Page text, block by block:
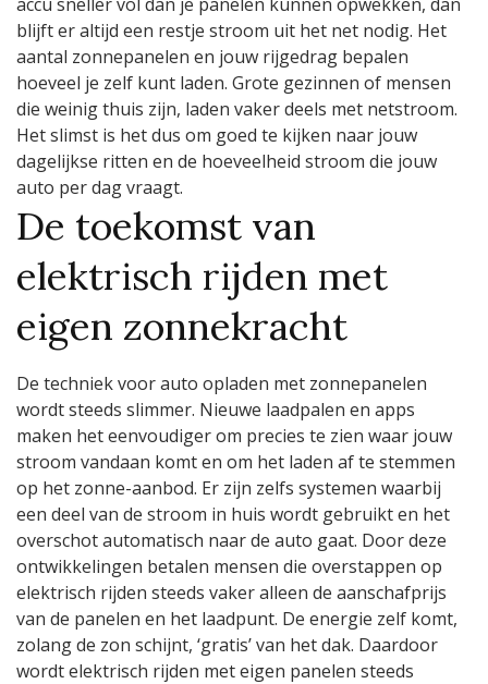
blijft er altijd een restje stroom uit het net nodig. Het
aantal zonnepanelen en jouw rijgedrag bepalen
hoeveel je zelf kunt laden. Grote gezinnen of mensen
die weinig thuis zijn, laden vaker deels met netstroom.
Het slimst is het dus om goed te kijken naar jouw
dagelijkse ritten en de hoeveelheid stroom die jouw
auto per dag vraagt.
De toekomst van
elektrisch rijden met
eigen zonnekracht
De techniek voor auto opladen met zonnepanelen
wordt steeds slimmer. Nieuwe laadpalen en apps
maken het eenvoudiger om precies te zien waar jouw
stroom vandaan komt en om het laden af te stemmen
op het zonne-aanbod. Er zijn zelfs systemen waarbij
een deel van de stroom in huis wordt gebruikt en het
overschot automatisch naar de auto gaat. Door deze
ontwikkelingen betalen mensen die overstappen op
elektrisch rijden steeds vaker alleen de aanschafprijs
van de panelen en het laadpunt. De energie zelf komt,
zolang de zon schijnt, ‘gratis’ van het dak. Daardoor
wordt elektrisch rijden met eigen panelen steeds